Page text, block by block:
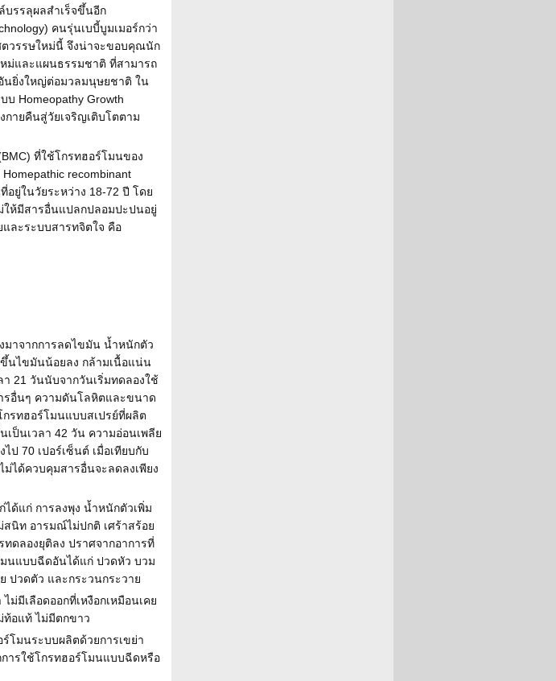
บรรลุผลสำเร็จขึ้นอีก
คนรุ่นเบบี้บูมเมอร์กว่า
วรรษใหม่นี้ จึงน่าจะขอบคุณนัก
ม่และแผนธรรมชาติ ที่สามารถ
นยิ่งใหญ่ต่อมวลมนุษยชาติ ใน
บ Homeopathy Growth
กายคืนสู่วัยเจริญเติบโตตาม
ที่ใช้โกรทฮอร์โมนของ
recombinant
อยู่ในวัยระหว่าง 18-72 ปี โดย
ให้มีสารอื่นแปลกปลอมปะปนอยู่
ละระบบสารทจิตใจ คือ
าจากการลดไขมัน น้ำหนักตัว
นไขมันน้อยลง กล้ามเนื้อแน่น
21 วันนับจากวันเริ่มทดลองใช้
รอื่นๆ ความดันโลหิตและขนาด
กรทฮอร์โมนแบบสเปรย์ที่ผลิต
เป็นเวลา 42 วัน ความอ่อนเพลีย
ป 70 เปอร์เซ็นต์ เมื่อเทียบกับ
ได้ควบคุมสารอื่นจะลดลงเพียง
ด้แก่ การลงพุง น้ำหนักตัวเพิ่ม
นิท อารมณ์ไม่ปกติ เศร้าสร้อย
ทดลองยุติลง ปราศจากอาการที่
นแบบฉีดอันได้แก่ ปวดหัว บวม
ปวดตัว และกระวนกระวาย
ม่มีเลือดออกที่เหงือกเหมือนเคย
ท้อแท้ ไม่มีตกขาว
โมนระบบผลิตด้วยการเขย่า
ารใช้โกรทฮอร์โมนแบบฉีดหรือ